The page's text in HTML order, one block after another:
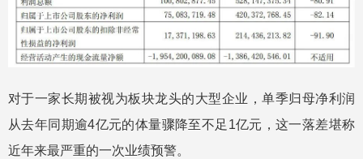
对于一家长期被视为板块龙头的大型企业，单季归母净利润
从去年同期逾4亿元的体量骤降至不足1亿元，这一落差堪称
近年来最严重的一次业绩预警。